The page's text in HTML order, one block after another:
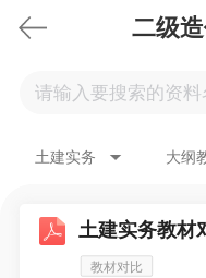
土建实务 大纲
土建实务教材
教材对比